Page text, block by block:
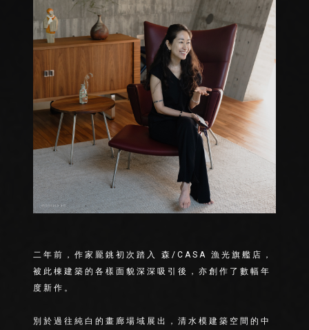
二年前，作家龎銚初次踏入 森/CASA 漁光旗艦店，
被此棟建築的各樣面貌深深吸引後，亦創作了數幅年
度新作。
別於過往純白的畫廊場域展出，清水模建築空間的中